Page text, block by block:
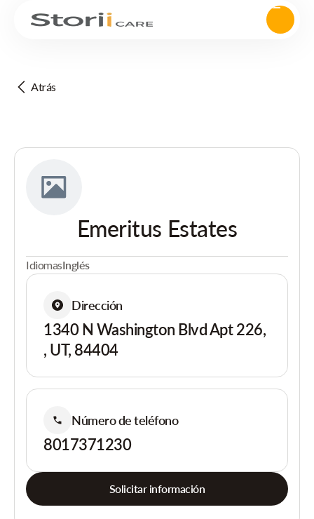
Atrás
Emeritus Estates
IdiomasInglés
Dirección
1340 N Washington Blvd Apt 226,
, UT, 84404
Número de teléfono
8017371230
Solicitar información